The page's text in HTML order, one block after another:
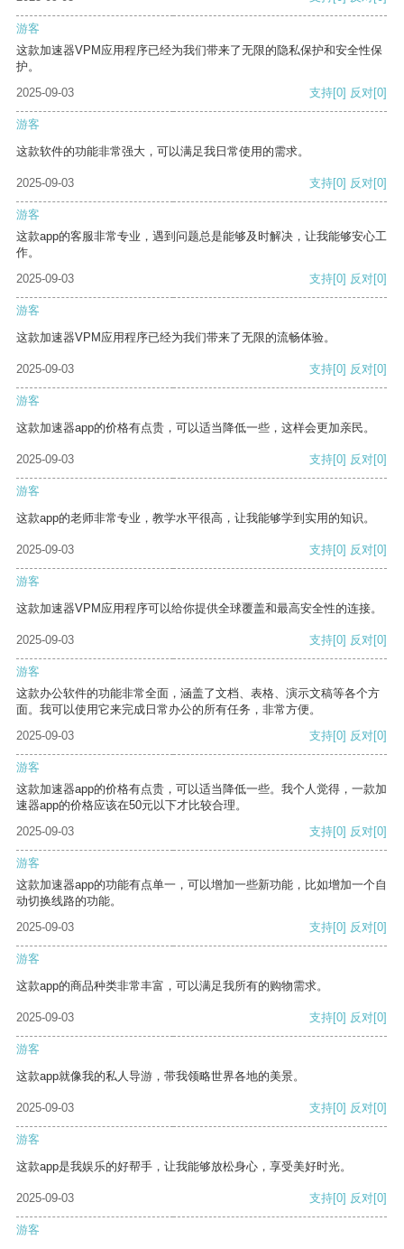
游客
这款加速器VPM应用程序已经为我们带来了无限的隐私保护和安全性保
护。
2025-09-03
支持[0] 反对[0]
游客
这款软件的功能非常强大，可以满足我日常使用的需求。
2025-09-03 支持[0] 反对[0]
游客
这款app的客服非常专业，遇到问题总是能够及时解决，让我能够安心工
作。
2025-09-03
支持[0] 反对[0]
游客
这款加速器VPM应用程序已经为我们带来了无限的流畅体验。
2025-09-03 支持[0] 反对[0]
游客
这款加速器app的价格有点贵，可以适当降低一些，这样会更加亲民。
2025-09-03 支持[0] 反对[0]
游客
这款app的老师非常专业，教学水平很高，让我能够学到实用的知识。
2025-09-03 支持[0] 反对[0]
游客
这款加速器VPM应用程序可以给你提供全球覆盖和最高安全性的连接。
2025-09-03 支持[0] 反对[0]
游客
这款办公软件的功能非常全面，涵盖了文档、表格、演示文稿等各个方
面。我可以使用它来完成日常办公的所有任务，非常方便。
2025-09-03
支持[0] 反对[0]
游客
这款加速器app的价格有点贵，可以适当降低一些。我个人觉得，一款加
速器app的价格应该在50元以下才比较合理。
2025-09-03
支持[0] 反对[0]
游客
这款加速器app的功能有点单一，可以增加一些新功能，比如增加一个自
动切换线路的功能。
2025-09-03
支持[0] 反对[0]
游客
这款app的商品种类非常丰富，可以满足我所有的购物需求。
2025-09-03 支持[0] 反对[0]
游客
这款app就像我的私人导游，带我领略世界各地的美景。
2025-09-03 支持[0] 反对[0]
游客
这款app是我娱乐的好帮手，让我能够放松身心，享受美好时光。
2025-09-03 支持[0] 反对[0]
游客